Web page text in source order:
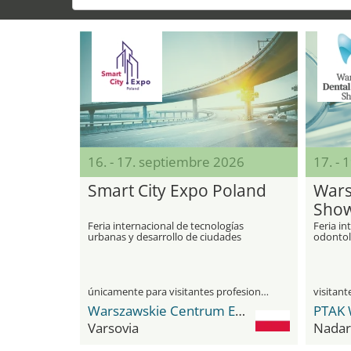
16. - 17. septiembre 2026
Smart City Expo Poland
Feria internacional de tecnologías
urbanas y desarrollo de ciudades
inteligentes
únicamente para visitantes profesionales
Warszawskie Centrum EXPO XXI
Varsovia
17. -
Feria
PTAK